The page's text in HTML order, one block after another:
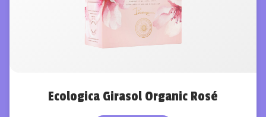
Ecologica Girasol Organic Rosé